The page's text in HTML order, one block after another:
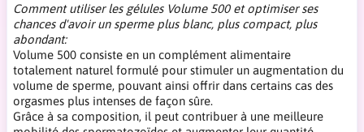
Comment utiliser les gélules Volume 500 et optimiser ses
chances d'avoir un sperme plus blanc, plus compact, plus
abondant:
Volume 500 consiste en un complément alimentaire
totalement naturel formulé pour stimuler un augmentation du
volume de sperme, pouvant ainsi offrir dans certains cas des
orgasmes plus intenses de façon sûre.
Grâce à sa composition, il peut contribuer à une meilleure